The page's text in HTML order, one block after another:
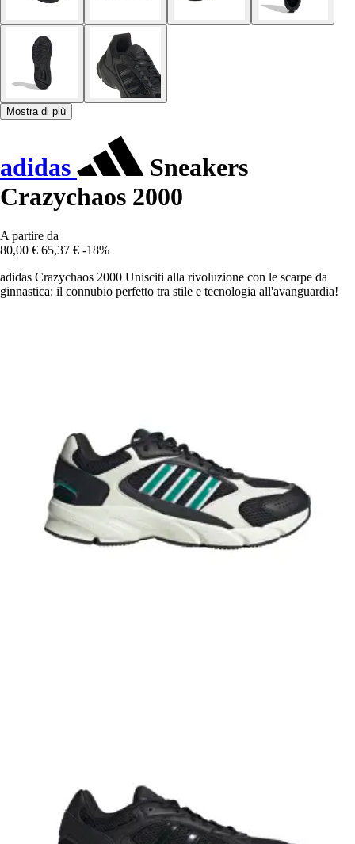
Mostra di più
adidas
Sneakers
Crazychaos 2000
A partire da
80,00 € 65,37 € -18%
adidas Crazychaos 2000 Unisciti alla rivoluzione con le scarpe da
ginnastica: il connubio perfetto tra stile e tecnologia all'avanguardia!